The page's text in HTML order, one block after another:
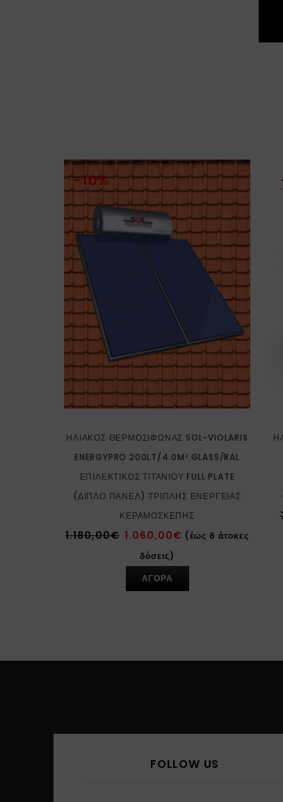
-10%
ΗΛΙΑΚΌΣ ΘΕΡΜΟΣΊΦΩΝΑΣ SOL-VIOLARIS
ENERGYPRO 200LT/4.0M² GLASS/RAL
ΕΠΙΛΕΚΤΙΚΌΣ ΤΙΤΑΝΊΟΥ FULL PLATE
(ΔΙΠΛΌ ΠΆΝΕΛ) ΤΡΙΠΛΉΣ ΕΝΈΡΓΕΙΑΣ
ΚΕΡΑΜΟΣΚΕΠΉΣ
1.180,00€ 1.060,00€ (έως 6 άτοκες
δόσεις)
ΑΓΟΡΑ
FOLLOW US